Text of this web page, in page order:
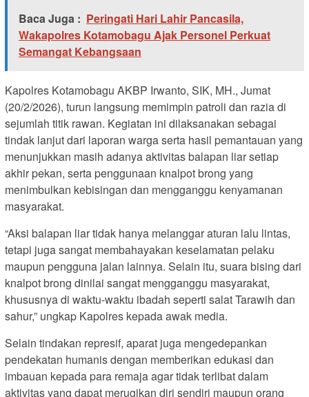
Baca Juga : Peringati Hari Lahir Pancasila,
Wakapolres Kotamobagu Ajak Personel Perkuat
Semangat Kebangsaan
Kapolres Kotamobagu AKBP Irwanto, SIK, MH., Jumat
(20/2/2026), turun langsung memimpin patroli dan razia di
sejumlah titik rawan. Kegiatan ini dilaksanakan sebagai
tindak lanjut dari laporan warga serta hasil pemantauan yang
menunjukkan masih adanya aktivitas balapan liar setiap
akhir pekan, serta penggunaan knalpot brong yang
menimbulkan kebisingan dan mengganggu kenyamanan
masyarakat.
“Aksi balapan liar tidak hanya melanggar aturan lalu lintas,
tetapi juga sangat membahayakan keselamatan pelaku
maupun pengguna jalan lainnya. Selain itu, suara bising dari
knalpot brong dinilai sangat mengganggu masyarakat,
khususnya di waktu-waktu ibadah seperti salat Tarawih dan
sahur,” ungkap Kapolres kepada awak media.
Selain tindakan represif, aparat juga mengedepankan
pendekatan humanis dengan memberikan edukasi dan
imbauan kepada para remaja agar tidak terlibat dalam
aktivitas yang dapat merugikan diri sendiri maupun orang